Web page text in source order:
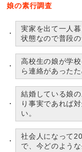
娘の素行調査
実家を出て一人
状態なので普段
高校生の娘が学
ら連絡があった
結婚している娘
り事実であれば
い。
社会人になって
で、今どのよう